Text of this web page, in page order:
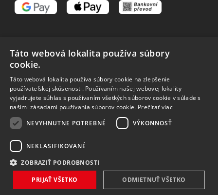
VŠETKO O NÁKUPE
O nás
Obchodné podmienky
Reklamačný poriadok
Reklamácia
Vrátenie tovaru
Spôsoby dopravy
Spracovanie osobných
údajov
Copyright 2026 MAVEX, spol. s r.o. Všechna práva vyhrazena
Táto webová lokalita používa súbory
cookie.
Táto webová lokalita používa súbory cookie na zlepšenie
používateľskej skúsenosti. Používaním našej webovej lokality
vyjadrujete súhlas s používaním všetkých súborov cookie v súlade s
našimi zásadami používania súborov cookie. Prečítať viac
NEVYHNUTNE POTREBNÉ
VÝKONNOSŤ
NEKLASIFIKOVANÉ
ZOBRAZIŤ PODROBNOSTI
PRIJAŤ VŠETKO ODMIETNUŤ VŠETKO